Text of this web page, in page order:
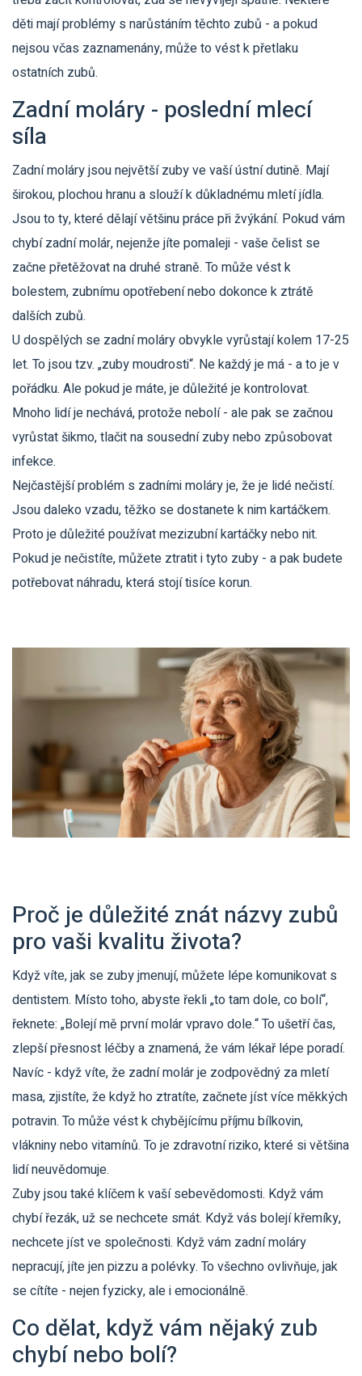
děti mají problémy s narůstáním těchto zubů - a pokud
nejsou včas zaznamenány, může to vést k přetlaku
ostatních zubů.
Zadní moláry - poslední mlecí
síla
Zadní moláry jsou největší zuby ve vaší ústní dutině. Mají
širokou, plochou hranu a slouží k důkladnému mletí jídla.
Jsou to ty, které dělají většinu práce při žvýkání. Pokud vám
chybí zadní molár, nejenže jíte pomaleji - vaše čelist se
začne přetěžovat na druhé straně. To může vést k
bolestem, zubnímu opotřebení nebo dokonce k ztrátě
dalších zubů.
U dospělých se zadní moláry obvykle vyrůstají kolem 17-25
let. To jsou tzv. „zuby moudrosti“. Ne každý je má - a to je v
pořádku. Ale pokud je máte, je důležité je kontrolovat.
Mnoho lidí je nechává, protože nebolí - ale pak se začnou
vyrůstat šikmo, tlačit na sousední zuby nebo způsobovat
infekce.
Nejčastější problém s zadními moláry je, že je lidé nečistí.
Jsou daleko vzadu, těžko se dostanete k nim kartáčkem.
Proto je důležité používat mezizubní kartáčky nebo nit.
Pokud je nečistíte, můžete ztratit i tyto zuby - a pak budete
potřebovat náhradu, která stojí tisíce korun.
Proč je důležité znát názvy zubů
pro vaši kvalitu života?
Když víte, jak se zuby jmenují, můžete lépe komunikovat s
dentistem. Místo toho, abyste řekli „to tam dole, co bolí“,
řeknete: „Bolejí mě první molár vpravo dole.“ To ušetří čas,
zlepší přesnost léčby a znamená, že vám lékař lépe poradí.
Navíc - když víte, že zadní molár je zodpovědný za mletí
masa, zjistíte, že když ho ztratíte, začnete jíst více měkkých
potravin. To může vést k chybějícímu příjmu bílkovin,
vlákniny nebo vitamínů. To je zdravotní riziko, které si většina
lidí neuvědomuje.
Zuby jsou také klíčem k vaší sebevědomosti. Když vám
chybí řezák, už se nechcete smát. Když vás bolejí křemíky,
nechcete jíst ve společnosti. Když vám zadní moláry
nepracují, jíte jen pizzu a polévky. To všechno ovlivňuje, jak
se cítíte - nejen fyzicky, ale i emocionálně.
Co dělat, když vám nějaký zub
chybí nebo bolí?